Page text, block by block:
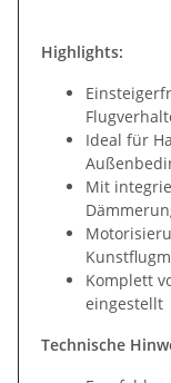
Highlights:
Ideal für
Mit
Komplett
eingestellt
Technische